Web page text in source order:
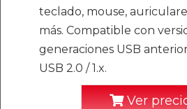
teclado, mouse,
más. Compatible con
generaciones USB
USB 2.0 / 1.x.
Ver